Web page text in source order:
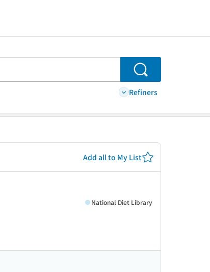
Search
Refiners
Add all to My List
National Diet Library